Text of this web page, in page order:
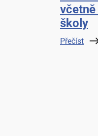
školy
Přečíst